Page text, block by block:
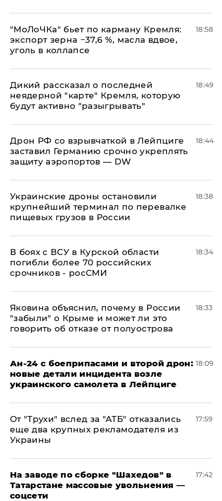
​"МоЛоЧКа" бьет по карману Кремля:
экспорт зерна −37,6 %, масла вдвое,
уголь в коллапсе
18:58
Дикий рассказал о последней
неядерной "карте" Кремля, которую
будут активно "разыгрывать"
18:49
​Дрон РФ со взрывчаткой в Лейпциге
заставил Германию срочно укреплять
защиту аэропортов — DW
18:44
Украинские дроны остановили
крупнейший терминал по перевалке
пищевых грузов в России
18:38
В боях с ВСУ в Курской области
погибли более 70 российских
срочников - росСМИ
18:34
Яковина объяснил, почему в России
"забыли" о Крыме и может ли это
говорить об отказе от полуострова
18:33
Ан-24 с боеприпасами и второй дрон:
новые детали инцидента возле
украинского самолета в Лейпциге
18:09
От "Трухи" вслед за "АТБ" отказались
еще два крупных рекламодателя из
Украины
17:59
На заводе по сборке "Шахедов" в
Татарстане массовые увольнения —
соцсети
17:42